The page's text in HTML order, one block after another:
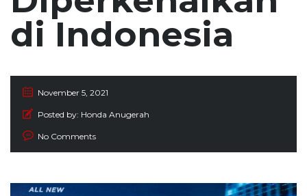
di Indonesia
November 5, 2021
Posted by: Honda Anugerah
No Comments